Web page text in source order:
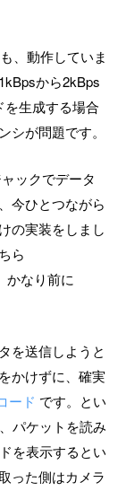
、動作していま
1kBpsから2kBps
生成する場合
シが問題です。
ックでデータ
今ひとつながら
の実装をしまし
ら
かなり前に
を送信しようと
かけずに、確実
ード です。とい
パケットを読み
を表示するとい
った側はカメラ